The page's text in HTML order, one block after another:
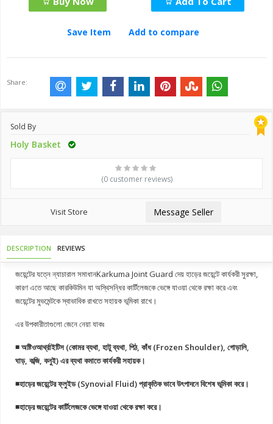
Save Item Add to compare
Share:
Sold By
Holy Basket
(0 customer reviews)
Visit Store Message Seller
DESCRIPTION REVIEWS
জয়েন্টের যত্নে ন্যাচারাল সমাধানKarkuma Joint Guard দেয় হাড়ের জয়েন্টে কার্যকরী সুরক্ষা,
কারণ এতে আছে কারকিউমিন যা অস্থিসন্ধির কার্টিলেজকে ভেঙ্গে যাওয়া থেকে রক্ষা করে এবং
জয়েন্টের মুভমেন্টকে স্বাভাবিক রাখতে সহায়ক ভূমিকা রাখে।
এর উপকারীতাগুলো জেনে নেয়া যাকঃ
◾ অষ্টিওআর্থ্রাইটিস (কোমর ব্যথা, হাটু ব্যথা, পিঠ, কাঁধ (Frozen Shoulder), গোড়ালি,
ঘাড়, কব্জি, কনুই) এর ব্যথা কমাতে কার্যকরী সহায়ক।
◾হাড়ের জয়েন্টের ফ্লুইড (Synovial Fluid) প্রাকৃতিক ভাবে উৎপাদনে বিশেষ ভূমিকা করে।
◾হাড়ের জয়েন্টের কার্টিলেজকে ভেঙ্গে যাওয়া থেকে রক্ষা করে।